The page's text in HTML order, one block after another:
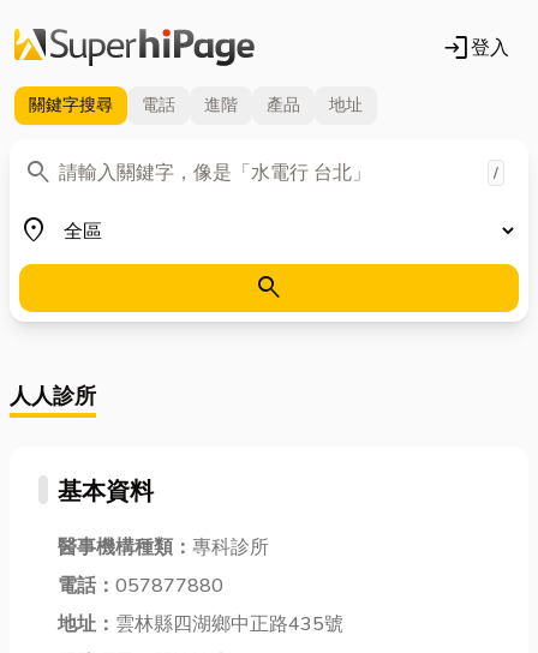
login登入
關鍵字搜尋 電話 進階 產品 地址
search
關鍵字 /
place
地區
search
人人診所
基本資料
醫事機構種類： 專科診所
電話： 057877880
地址： 雲林縣四湖鄉中正路435號